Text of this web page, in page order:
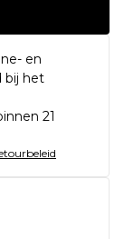
en
bij het
21